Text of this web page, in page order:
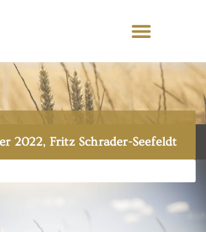
2022, Fritz Schrader-Seefeldt